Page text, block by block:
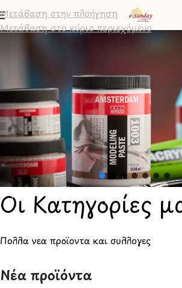
Μετάβαση στην πλοήγηση
Μετάβαση στο κύριο περιεχόμενο
Οι Κατηγορίες
Πολλά νέα προϊόντα και συλλογές
Νέα προϊόντα​